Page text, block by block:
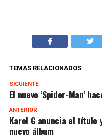
TEMAS RELACIONADOS
SIGUIENTE
El nuevo ‘Spider-Man’
ANTERIOR
Karol G anuncia el título
nuevo álbum